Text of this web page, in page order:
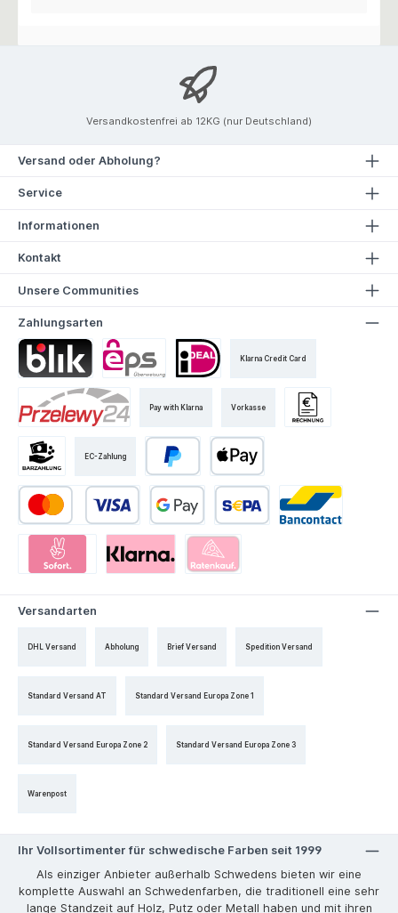
Versandkostenfrei ab 12KG (nur Deutschland)
Versand oder Abholung?
Service
Informationen
Kontakt
Unsere Communities
Zahlungsarten
Klarna Credit Card
Pay with Klarna Vorkasse
EC-Zahlung
Versandarten
DHL Versand Abholung Brief Versand Spedition Versand
Standard Versand AT Standard Versand Europa Zone 1
Standard Versand Europa Zone 2 Standard Versand Europa Zone 3
Warenpost
Ihr Vollsortimenter für schwedische Farben seit 1999
Als einziger Anbieter außerhalb Schwedens bieten wir eine
komplette Auswahl an Schwedenfarben, die traditionell eine sehr
lange Standzeit auf Holz, Putz oder Metall haben und mit ihren